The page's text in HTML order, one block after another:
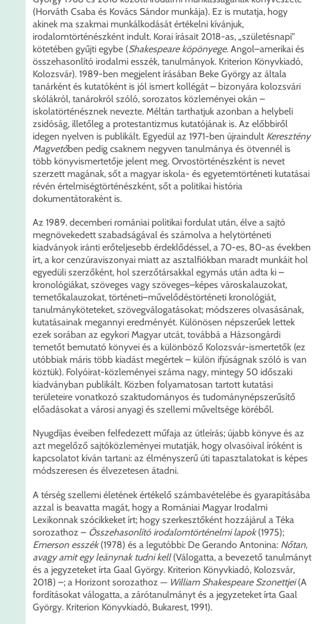
(Horváth Csaba és Kovács Sándor munkája). Ez is mutatja, hogy
akinek ma szakmai munkálkodását értékelni kívánjuk,
irodalomtörténészként indult. Korai írásait 2018-as, „születésnapi"
kötetében gyűjti egybe (Shakespeare köpönyege. Angol–amerikai és
összehasonlító irodalmi esszék, tanulmányok. Kriterion Könyvkiadó,
Kolozsvár). 1989-ben megjelent írásában Beke György az általa
tanárként és kutatóként is jól ismert kollégát – bizonyára kolozsvári
skólákról, tanárokról szóló, sorozatos közleményei okán –
iskolatörténésznek nevezte. Méltán tarthatjuk azonban a helybeli
zsidóság, illetőleg a protestantizmus kutatójának is. Az előbbiről
idegen nyelven is publikált. Egyedül az 1971-ben újraindult Keresztény
Magvetőben pedig csaknem negyven tanulmánya és ötvennél is
több könyvismertetője jelent meg. Orvostörténészként is nevet
szerzett magának, sőt a magyar iskola- és egyetemtörténeti kutatásai
révén értelmiségtörténészként, sőt a politikai história
dokumentátoraként is.
Az 1989. decemberi romániai politikai fordulat után, élve a sajtó
megnövekedett szabadságával és számolva a helytörténeti
kiadványok iránti erőteljesebb érdeklődéssel, a 70-es, 80-as években
írt, a kor cenzúraviszonyai miatt az asztalfiókban maradt munkáit hol
egyedüli szerzőként, hol szerzőtársakkal egymás után adta ki –
kronológiákat, szöveges vagy szöveges–képes városkalauzokat,
temetőkalauzokat, történeti–művelődéstörténeti kronológiát,
tanulmányköteteket, szövegválogatásokat; módszeres olvasásának,
kutatásainak megannyi eredményét. Különösen népszerűek lettek
ezek sorában az egykori Magyar utcát, továbbá a Házsongárdi
temetőt bemutató könyvei és a különböző Kolozsvár-ismertetők (ez
utóbbiak máris több kiadást megértek – külön ifjúságnak szóló is van
köztük). Folyóirat-közleményei száma nagy, mintegy 50 időszaki
kiadványban publikált. Közben folyamatosan tartott kutatási
területeire vonatkozó szaktudományos és tudománynépszerűsítő
előadásokat a városi anyagi és szellemi műveltsége köréből.
Nyugdíjas éveiben felfedezett műfaja az útleírás; újabb könyve és az
azt megelőző sajtóközleményei mutatják, hogy olvasóival íróként is
kapcsolatot kíván tartani: az élményszerű úti tapasztalatokat is képes
módszeresen és élvezetesen átadni.
A térség szellemi életének értékelő számbavételébe és gyarapításába
azzal is beavatta magát, hogy a Romániai Magyar Irodalmi
Lexikonnak szócikkeket írt; hogy szerkesztőként hozzájárul a Téka
sorozathoz – Összehasonlító irodalomtörténelmi lapok(1975);
Emerson esszék(1978) és a legutóbbi: De Gerando Antonina: Nőtan,
avagy amit egy leánynak tudni kell(Válogatta, a bevezető tanulmányt
és a jegyzeteket írta Gaal György. Kriterion Könyvkiadó, Kolozsvár,
2018) –; a Horizont sorozathoz ─ William Shakespeare Szonettjei(A
fordításokat válogatta, a zárótanulmányt és a jegyzeteket írta Gaal
György. Kriterion Könyvkiadó, Bukarest, 1991).